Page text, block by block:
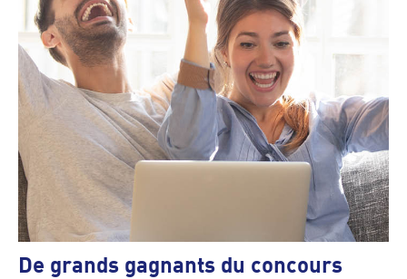
De grands gagnants du concours